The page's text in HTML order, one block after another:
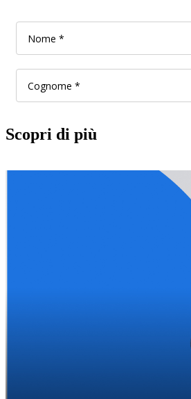
Scopri di più